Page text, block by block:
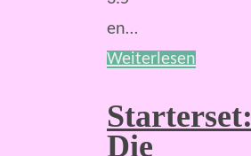
en…
Weiterlesen
Starterset:
Die